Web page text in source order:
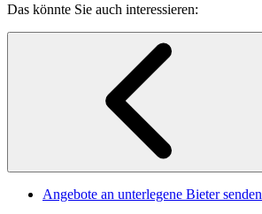
Das könnte Sie auch interessieren:
Angebote an unterlegene Bieter senden